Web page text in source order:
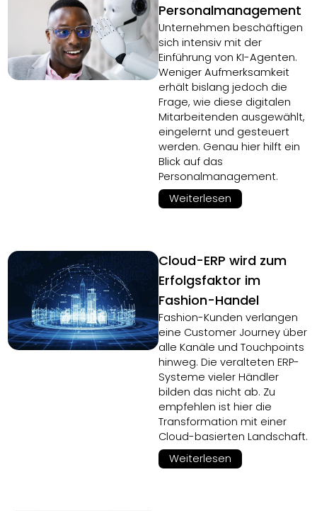
Personalmanagement
Unternehmen beschäftigen
sich intensiv mit der
Einführung von KI-Agenten.
Weniger Aufmerksamkeit
erhält bislang jedoch die
Frage, wie diese digitalen
Mitarbeitenden ausgewählt,
eingelernt und gesteuert
werden. Genau hier hilft ein
Blick auf das
Personalmanagement.
Weiterlesen
Cloud-ERP wird zum
Erfolgsfaktor im
Fashion-Handel
Fashion-Kunden verlangen
eine Customer Journey über
alle Kanäle und Touchpoints
hinweg. Die veralteten ERP-
Systeme vieler Händler
bilden das nicht ab. Zu
empfehlen ist hier die
Transformation mit einer
Cloud-basierten Landschaft.
Weiterlesen